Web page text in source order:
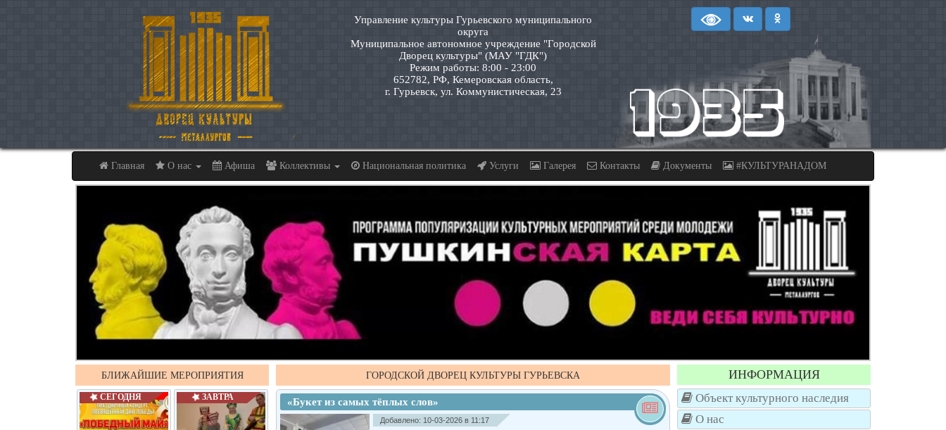
Управление культуры Гурьевского муниципального
округа
Муниципальное автономное учреждение "Городской
Дворец культуры" (МАУ "ГДК")
Режим работы: 8:00 - 23:00
652782, РФ, Кемеровская область,
г. Гурьевск, ул. Коммунистическая, 23
Главная О нас Афиша Коллективы Национальная политика Услуги Галерея Контакты Документы #КУЛЬТУРАНАДОМ
БЛИЖАЙШИЕ МЕРОПРИЯТИЯ
СЕГОДНЯ ЗАВТРА
ГОРОДСКОЙ ДВОРЕЦ КУЛЬТУРЫ ГУРЬЕВСКА
«Букет из самых тёплых слов»
Добавлено: 10-03-2026 в 11:17
ИНФОРМАЦИЯ
Объект культурного наследия
О нас